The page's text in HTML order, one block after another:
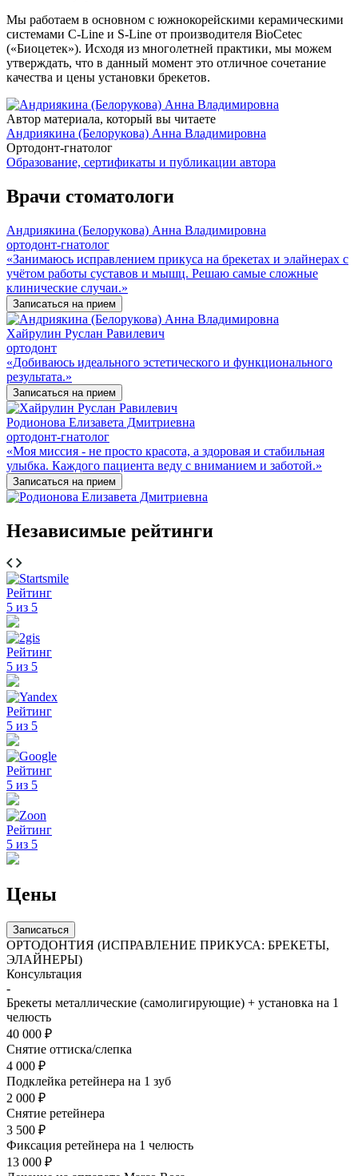
Мы работаем в основном с южнокорейскими керамическими
системами C-Line и S-Line от производителя BioCetec
(«Биоцетек»). Исходя из многолетней практики, мы можем
утверждать, что в данный момент это отличное сочетание
качества и цены установки брекетов.
Автор материала, который вы читаете
Андриякина (Белорукова) Анна Владимировна
Ортодонт-гнатолог
Образование, сертификаты и публикации автора
Врачи стоматологи
Андриякина (Белорукова) Анна Владимировна
ортодонт-гнатолог
«Занимаюсь исправлением прикуса на брекетах и элайнерах с
учётом работы суставов и мышц. Решаю самые сложные
клинические случаи.»
Записаться на прием
Хайрулин Руслан Равилевич
ортодонт
«Добиваюсь идеального эстетического и функционального
результата.»
Записаться на прием
Родионова Елизавета Дмитриевна
ортодонт-гнатолог
«Моя миссия - не просто красота, а здоровая и стабильная
улыбка. Каждого пациента веду с вниманием и заботой.»
Записаться на прием
Независимые рейтинги
Рейтинг
5 из 5
Рейтинг
5 из 5
Рейтинг
5 из 5
Рейтинг
5 из 5
Рейтинг
5 из 5
Цены
Записаться
ОРТОДОНТИЯ (ИСПРАВЛЕНИЕ ПРИКУСА: БРЕКЕТЫ,
ЭЛАЙНЕРЫ)
Консультация
-
Брекеты металлические (самолигирующие) + установка на 1
челюсть
40 000 ₽
Снятие оттиска/слепка
4 000 ₽
Подклейка ретейнера на 1 зуб
2 000 ₽
Снятие ретейнера
3 500 ₽
Фиксация ретейнера на 1 челюсть
13 000 ₽